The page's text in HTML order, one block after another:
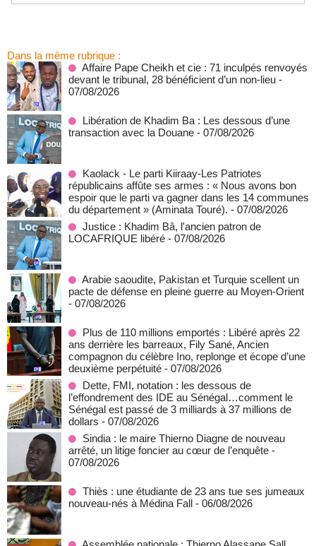
Dans la même rubrique :
Affaire Pape Cheikh et cie : 71 inculpés renvoyés
devant le tribunal, 28 bénéficient d’un non-lieu -
07/08/2026
Libération de Khadim Ba : Les dessous d’une
transaction avec la Douane - 07/08/2026
Kaolack - Le parti Kiiraay-Les Patriotes
républicains affûte ses armes : « Nous avons bon
espoir que le parti va gagner dans les 14 communes
du département » (Aminata Touré). - 07/08/2026
Justice : Khadim Bâ, l'ancien patron de
LOCAFRIQUE libéré - 07/08/2026
Arabie saoudite, Pakistan et Turquie scellent un
pacte de défense en pleine guerre au Moyen-Orient
- 07/08/2026
Plus de 110 millions emportés : Libéré après 22
ans derrière les barreaux, Fily Sané, Ancien
compagnon du célèbre Ino, replonge et écope d’une
deuxième perpétuité - 07/08/2026
Dette, FMI, notation : les dessous de
l’effondrement des IDE au Sénégal…comment le
Sénégal est passé de 3 milliards à 37 millions de
dollars - 07/08/2026
Sindia : le maire Thierno Diagne de nouveau
arrêté, un litige foncier au cœur de l’enquête -
07/08/2026
Thiès : une étudiante de 23 ans tue ses jumeaux
nouveau-nés à Médina Fall - 06/08/2026